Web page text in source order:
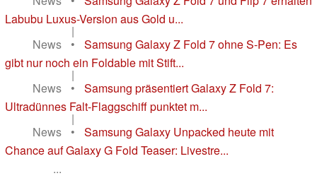
Labubu Luxus-Version aus Gold u...
|
News
•
Samsung Galaxy Z Fold 7 ohne S-Pen: Es
gibt nur noch ein Foldable mit Stift...
|
News
•
Samsung präsentiert Galaxy Z Fold 7:
Ultradünnes Falt-Flaggschiff punktet m...
|
News
•
Samsung Galaxy Unpacked heute mit
Chance auf Galaxy G Fold Teaser: Livestre...
...